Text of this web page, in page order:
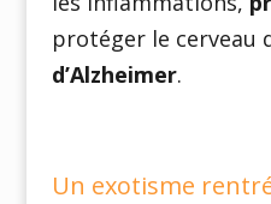
protéger le cerveau
d’Alzheimer.
Un exotisme